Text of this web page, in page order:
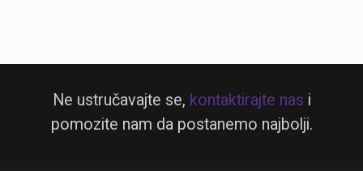
Ne ustručavajte se, kontaktirajte nas i
pomozite nam da postanemo najbolji.